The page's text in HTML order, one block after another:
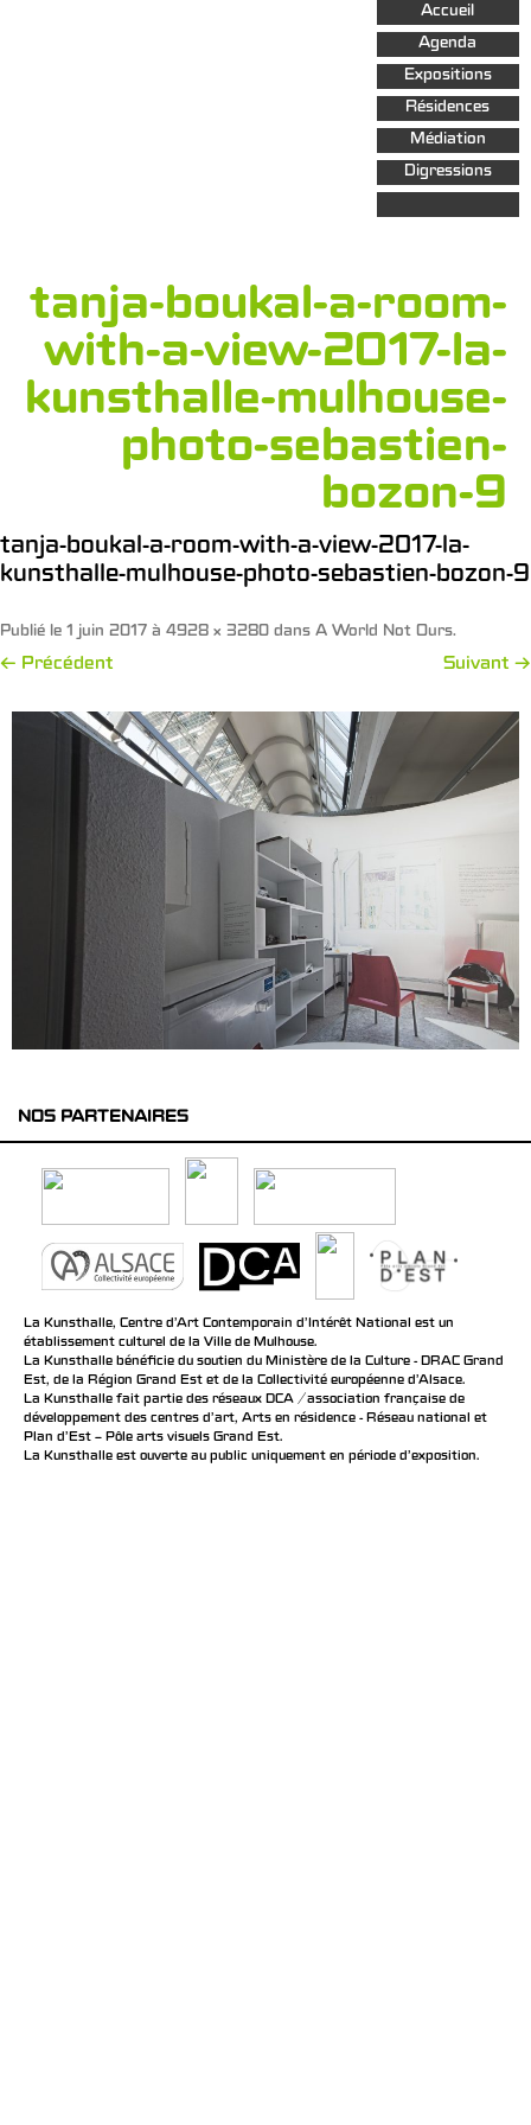
Aller au
contenu
principal
Accueil
Agenda
Expositions
Résidences
Médiation
Digressions
tanja-boukal-a-room-
with-a-view-2017-la-
kunsthalle-mulhouse-
photo-sebastien-
bozon-9
tanja-boukal-a-room-with-a-view-2017-la-
kunsthalle-mulhouse-photo-sebastien-bozon-9
Publié le 1 juin 2017 à 4928 × 3280 dans A World Not Ours.
← Précédent Suivant →
NOS PARTENAIRES
La Kunsthalle, Centre d’Art Contemporain d’Intérêt National est un
établissement culturel de la Ville de Mulhouse.
La Kunsthalle bénéficie du soutien du Ministère de la Culture - DRAC Grand
Est, de la Région Grand Est et de la Collectivité européenne d’Alsace.
La Kunsthalle fait partie des réseaux DCA / association française de
développement des centres d'art, Arts en résidence - Réseau national et
Plan d’Est – Pôle arts visuels Grand Est.
La Kunsthalle est ouverte au public uniquement en période d'exposition.